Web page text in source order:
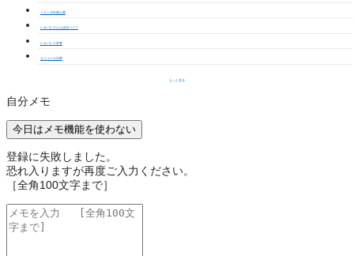
ミランダ松葉公園
レオパレスたんぽぽハイツ
レオパレス常磐
セジュール法華
もっと見る
自分メモ
今日はメモ機能を使わない
登録に失敗しました。
恐れ入りますが再度ご入力ください。
［全角100文字まで］